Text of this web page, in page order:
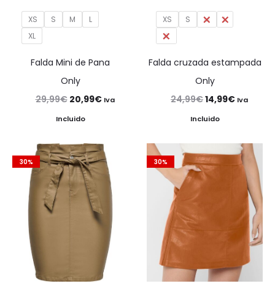
XS S M
L
XL
Falda Mini de Pana
Only
29,99€ El
precio
era:
29,99€.
20,99€El
es:
20,99€.
Iva
Incluido
XS S M
L
XL
Falda cruzada estampada
Only
24,99€El
precio
era:
24,99€.
14,99€El
es:
14,99€.
Iva
Incluido
30% 30%